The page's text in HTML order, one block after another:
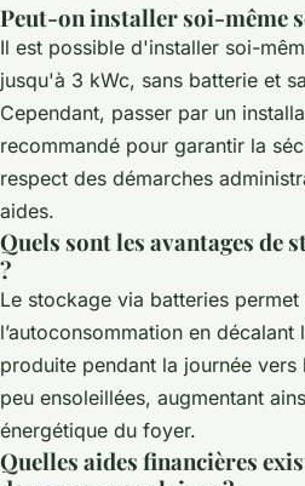
Peut-on installer soi-même
Il est possible d'installer soi-
jusqu'à 3 kWc, sans batterie et
Cependant, passer par un
recommandé pour garantir la
respect des démarches
aides.
Quels sont les avantages de
?
Le stockage via batteries
l’autoconsommation en décalant
produite pendant la journée
peu ensoleillées, augmentant
énergétique du foyer.
Quelles aides financières